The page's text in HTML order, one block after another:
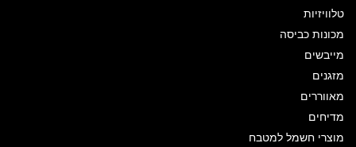
טלוויזיות
מכונות כביסה
מייבשים
מזגנים
מאווררים
מדיחים
מוצרי חשמל למטבח